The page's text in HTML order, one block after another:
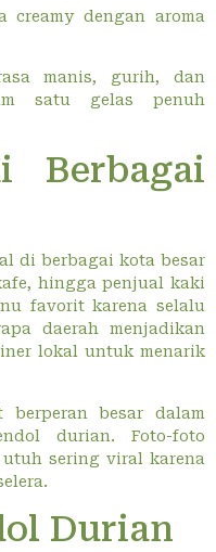
creamy dengan aroma
manis, gurih, dan
satu gelas penuh
Berbagai
di berbagai kota besar
hingga penjual kaki
favorit karena selalu
daerah menjadikan
lokal untuk menarik
besar dalam
durian. Foto-foto
sering viral karena
Durian